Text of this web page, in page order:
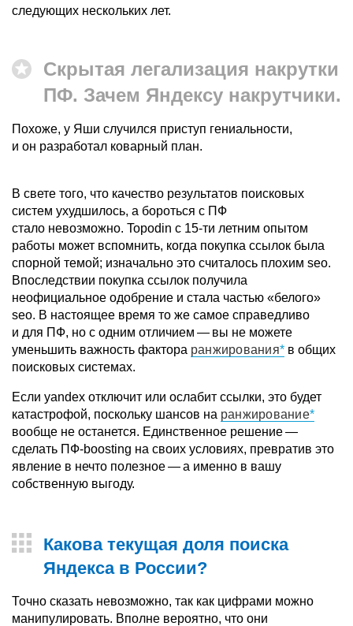
следующих нескольких лет.
Скрытая легализация накрутки
ПФ. Зачем Яндексу накрутчики.
Похоже, у Яши случился приступ гениальности,
и он разработал коварный план.
В свете того, что качество результатов поисковых
систем ухудшилось, а бороться с ПФ
стало невозможно. Topodin с 15-ти летним опытом
работы может вспомнить, когда покупка ссылок была
спорной темой; изначально это считалось плохим seo.
Впоследствии покупка ссылок получила
неофициальное одобрение и стала частью «белого»
seo. В настоящее время то же самое справедливо
и для ПФ, но с одним отличием — вы не можете
уменьшить важность фактора ранжирования
в общих
поисковых системах.
Если yandex отключит или ослабит ссылки, это будет
катастрофой, поскольку шансов на ранжирование
вообще не останется. Единственное решение —
сделать ПФ-boosting на своих условиях, превратив это
явление в нечто полезное — а именно в вашу
собственную выгоду.
Какова текущая доля поиска
Яндекса в России?
Точно сказать невозможно, так как цифрами можно
манипулировать. Вполне вероятно, что они